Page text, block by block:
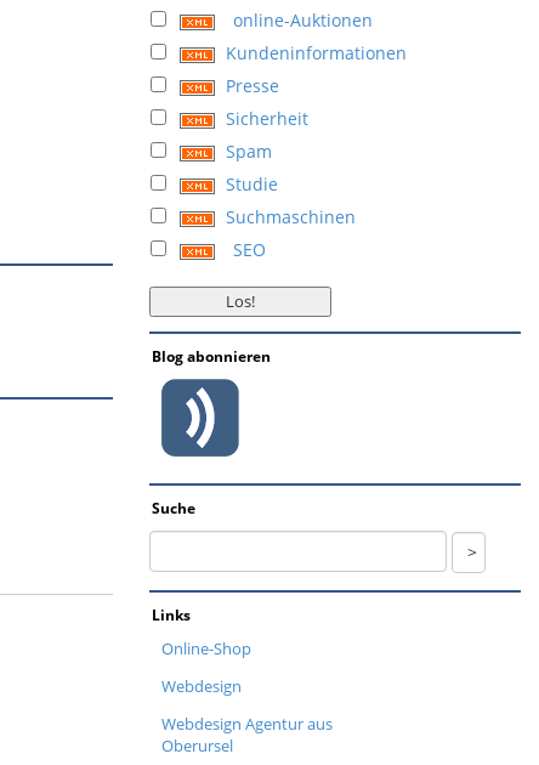
online-Auktionen
Kundeninformationen
Presse
Sicherheit
Spam
Studie
Suchmaschinen
SEO
Blog abonnieren
Suche
Links
Online-Shop
Webdesign
Webdesign Agentur aus
Oberursel